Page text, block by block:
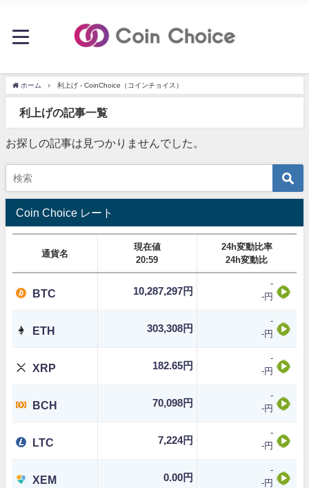
ホーム 利上げ - CoinChoice（コインチョイス）
利上げの記事一覧
お探しの記事は見つかりませんでした。
Coin Choice レート
通貨名
現在値
20:59
24h変動比率
24h変動比
BTC 10,287,297円
-
-円
ETH 303,308円
-
-円
XRP 182.65円
-
-円
BCH 70,098円
-
-円
LTC 7,224円
-
-円
XEM 0.00円
-
-円